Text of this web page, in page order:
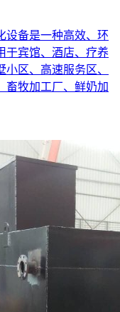
设备是一种高效、环
于宾馆、酒店、疗养
区、高速服务区、
畜牧加工厂、鲜奶加